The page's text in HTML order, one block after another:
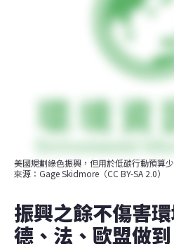
美國規劃綠色振興，但用於低碳行動預算
來源：Gage Skidmore（CC BY-SA 2.0）
振興之餘不傷害環
德、法、歐盟做到